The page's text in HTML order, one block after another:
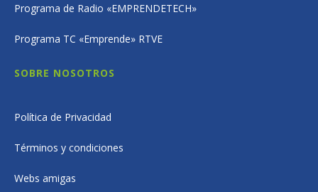
Programa de Radio «EMPRENDETECH»
Programa TC «Emprende» RTVE
SOBRE NOSOTROS
Política de Privacidad
Términos y condiciones
Webs amigas